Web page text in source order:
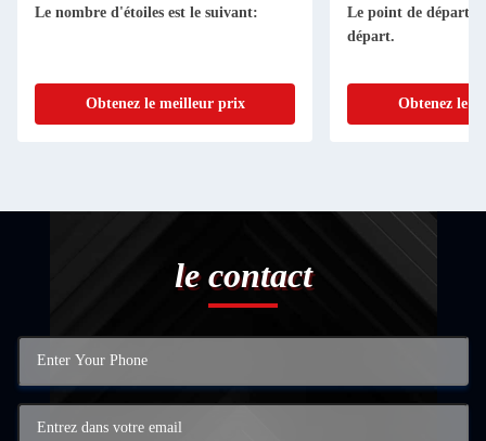
Le nombre d'étoiles est le suivant:
Obtenez le meilleur prix
Le point de départ
départ.
Obtenez le
le contact